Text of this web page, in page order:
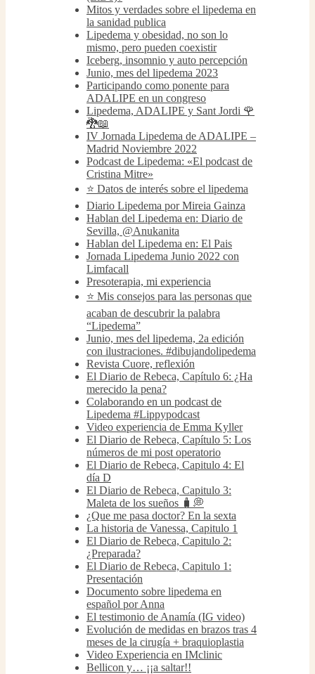
Mitos y verdades sobre el lipedema en
la sanidad publica
Lipedema y obesidad, no son lo
mismo, pero pueden coexistir
Iceberg, insomnio y auto percepción
Junio, mes del lipedema 2023
Participando como ponente para
ADALIPE en un congreso
Lipedema, ADALIPE y Sant Jordi 🌹
🐉📖
IV Jornada Lipedema de ADALIPE –
Madrid Noviembre 2022
Podcast de Lipedema: «El podcast de
Cristina Mitre»
⭐️ Datos de interés sobre el lipedema
Diario Lipedema por Mireia Gainza
Hablan del Lipedema en: Diario de
Sevilla, @Anukanita
Hablan del Lipedema en: El Pais
Jornada Lipedema Junio 2022 con
Limfacall
Presoterapia, mi experiencia
⭐️ Mis consejos para las personas que
acaban de descubrir la palabra
“Lipedema”
Junio, mes del lipedema, 2a edición
con ilustraciones. #dibujandolipedema
Revista Cuore, reflexión
El Diario de Rebeca, Capítulo 6: ¿Ha
merecido la pena?
Colaborando en un podcast de
Lipedema #Lippypodcast
Video experiencia de Emma Kyller
El Diario de Rebeca, Capítulo 5: Los
números de mi post operatorio
El Diario de Rebeca, Capitulo 4: El
día D
El Diario de Rebeca, Capitulo 3:
Maleta de los sueños 🧳💭
¿Que me pasa doctor? En la sexta
La historia de Vanessa, Capitulo 1
El Diario de Rebeca, Capitulo 2:
¿Preparada?
El Diario de Rebeca, Capitulo 1:
Presentación
Documento sobre lipedema en
español por Anna
El testimonio de Anamía (IG video)
Evolución de medidas en brazos tras 4
meses de la cirugía + braquioplastia
Video Experiencia en IMclinic
Bellicon y… ¡¡a saltar!!